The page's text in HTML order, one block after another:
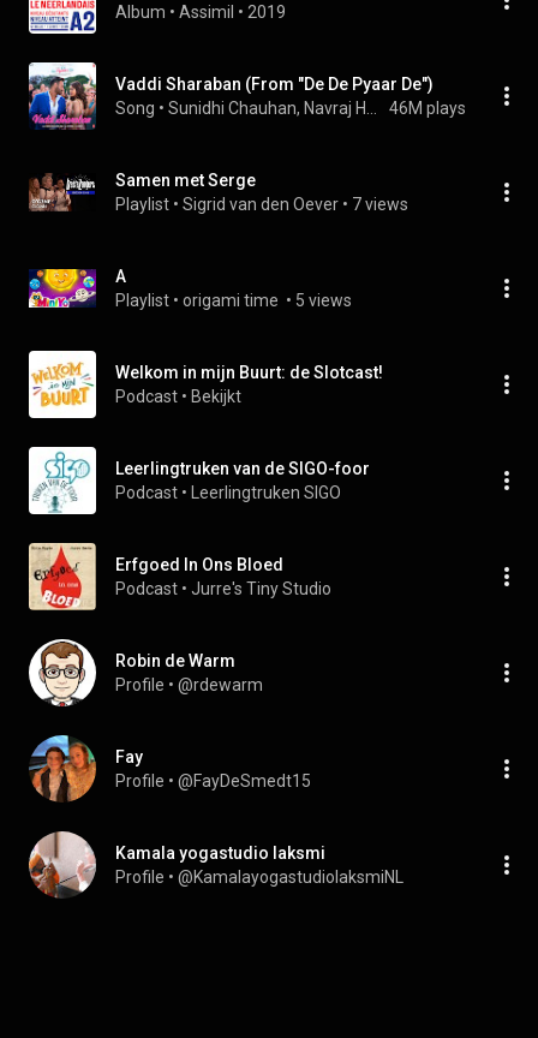
Album • Assimil • 2019
Vaddi Sharaban (From "De De Pyaar De")
Song • 46M plays
Samen met Serge
Playlist • Sigrid van den Oever • 7 views
A
Playlist • origami time • 5 views
Welkom in mijn Buurt: de Slotcast!
Podcast • Bekijkt
Leerlingtruken van de SIGO-foor
Podcast • Leerlingtruken SIGO
Erfgoed In Ons Bloed
Podcast • Jurre's Tiny Studio
Robin de Warm
Profile • @rdewarm
Fay
Profile • @FayDeSmedt15
Kamala yogastudio laksmi
Profile • @KamalayogastudiolaksmiNL